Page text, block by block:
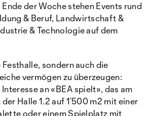
der Woche stehen Events rund
& Beruf, Landwirtschaft &
& Technologie auf dem
sondern auch die
vermögen zu überzeugen:
an «BEA spielt», das am
Halle 1.2 auf 1’500 m2 mit einer
oder einem Spielplatz mit